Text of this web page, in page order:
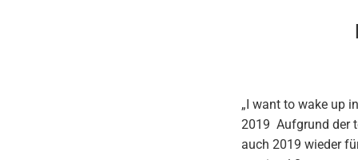
„I want to wake up
2019 Aufgrund der
auch 2019 wieder